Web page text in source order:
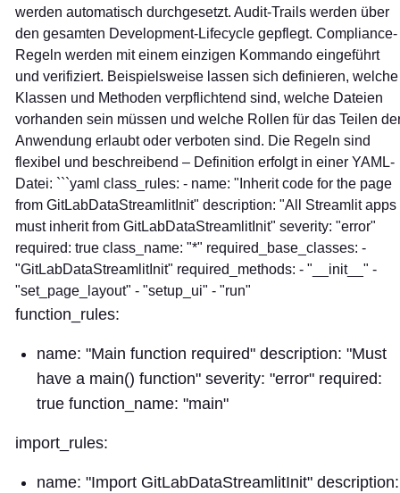
werden automatisch durchgesetzt. Audit-Trails werden über
den gesamten Development-Lifecycle gepflegt. Compliance-
Regeln werden mit einem einzigen Kommando eingeführt
und verifiziert. Beispielsweise lassen sich definieren, welche
Klassen und Methoden verpflichtend sind, welche Dateien
vorhanden sein müssen und welche Rollen für das Teilen
Anwendung erlaubt oder verboten sind. Die Regeln sind
flexibel und beschreibend – Definition erfolgt in einer YAML-
Datei: ```yaml class_rules: - name: "Inherit code for the page
from GitLabDataStreamlitInit" description: "All Streamlit apps
must inherit from GitLabDataStreamlitInit" severity: "error"
required: true class_name: "*" required_base_classes: -
"GitLabDataStreamlitInit" required_methods: - "__init__" -
"set_page_layout" - "setup_ui" - "run"
function_rules:
name: "Main function required" description: "Must
have a main() function" severity: "error" required:
true function_name: "main"
import_rules:
name: "Import GitLabDataStreamlitInit" description: